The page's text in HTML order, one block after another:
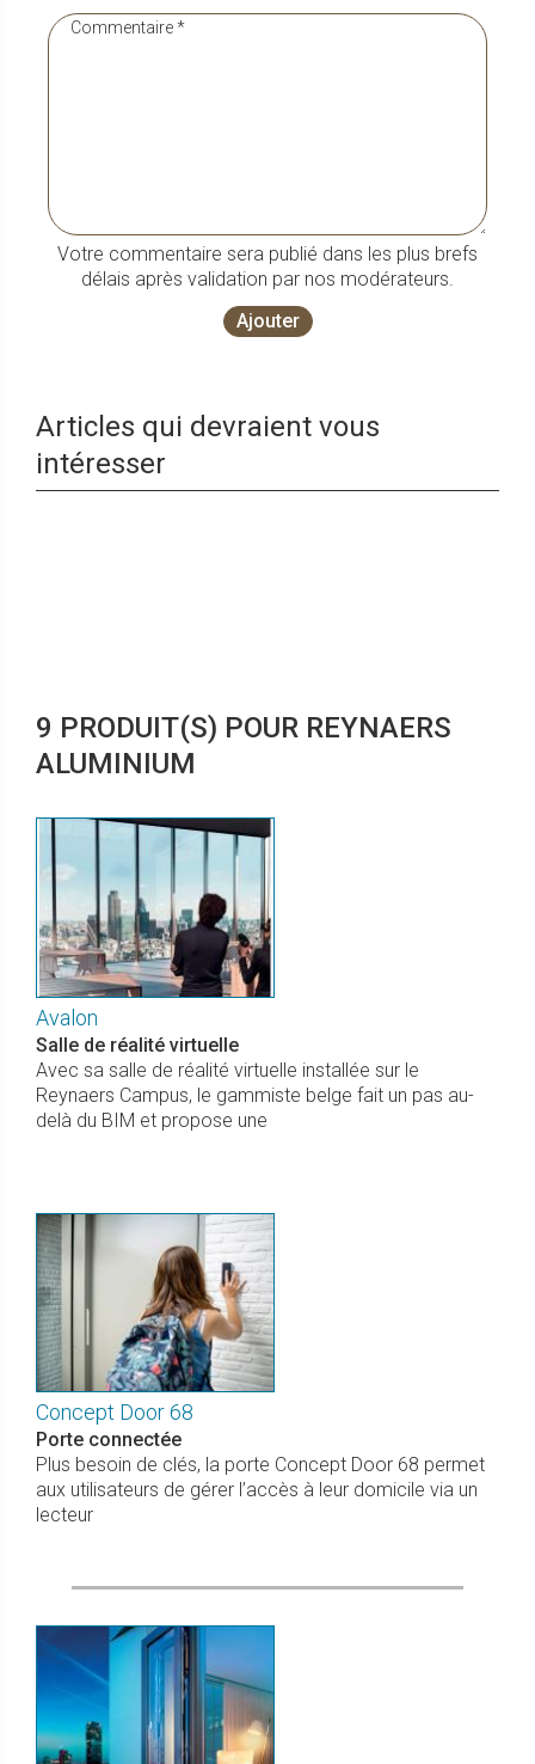
Votre commentaire sera publié dans les plus brefs
délais après validation par nos modérateurs.
Ajouter
Articles qui devraient vous
intéresser
9 PRODUIT(S) POUR REYNAERS
ALUMINIUM
Avalon
Salle de réalité virtuelle
Avec sa salle de réalité virtuelle installée sur le
Reynaers Campus, le gammiste belge fait un pas au-
delà du BIM et propose une
Concept Door 68
Porte connectée
Plus besoin de clés, la porte Concept Door 68 permet
aux utilisateurs de gérer l’accès à leur domicile via un
lecteur